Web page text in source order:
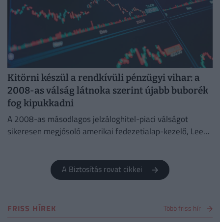
Kitörni készül a rendkívüli pénzügyi vihar: a
2008-as válság látnoka szerint újabb buborék
fog kipukkadni
A 2008-as másodlagos jelzáloghitel-piaci válságot
sikeresen megjósoló amerikai fedezetialap-kezelő, Lee
A Biztosítás rovat cikkei
FRISS HÍREK Több friss hír